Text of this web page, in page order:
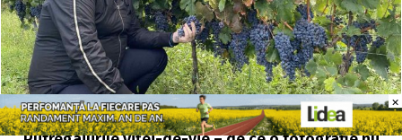
ARTICOLE
×
×